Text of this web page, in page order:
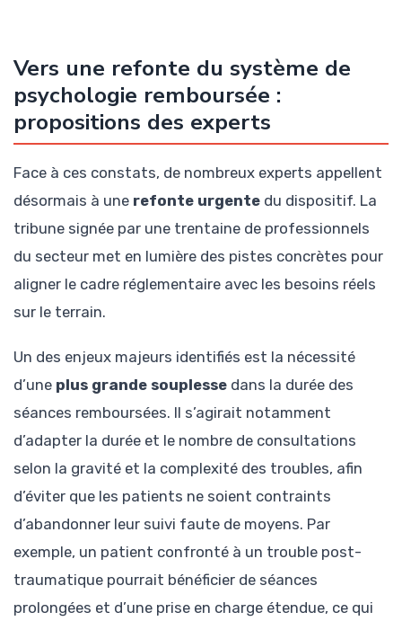
Vers une refonte du système de
psychologie remboursée :
propositions des experts
Face à ces constats, de nombreux experts appellent
désormais à une refonte urgente du dispositif. La
tribune signée par une trentaine de professionnels
du secteur met en lumière des pistes concrètes pour
aligner le cadre réglementaire avec les besoins réels
sur le terrain.
Un des enjeux majeurs identifiés est la nécessité
d’une plus grande souplesse dans la durée des
séances remboursées. Il s’agirait notamment
d’adapter la durée et le nombre de consultations
selon la gravité et la complexité des troubles, afin
d’éviter que les patients ne soient contraints
d’abandonner leur suivi faute de moyens. Par
exemple, un patient confronté à un trouble post-
traumatique pourrait bénéficier de séances
prolongées et d’une prise en charge étendue, ce qui